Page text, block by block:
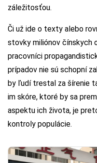
záležitosťou.
Či už ide o texty alebo
stovky miliónov čínskych
pracovníci
prípadov nie sú schopní
by ľudí trestal za šírenie
im skóre, ktoré by sa
aspektu ich života, je
kontroly populácie.